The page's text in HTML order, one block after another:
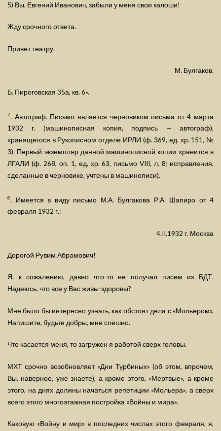
5) Вы, Евгений Иванович, забыли у меня свои калоши!
Жду срочного ответа.
Привет театру.
М. Булгаков.
Б. Пироговская 35а, кв. 6».
7. Автограф. Письмо является черновиком письма от 4 марта
1932 г. (машинописная копия, подпись — автограф),
хранящегося в Рукописном отделе ИРЛИ (ф. 369, ед. хр. 151, №
3). Первый экземпляр данной машинописной копии хранится в
ЛГАЛИ (ф. 268, оп. 1, ед. хр. 63, письмо VIII, л. 8; исправления,
сделанные в черновике, учтены в машинописи).
8. Имеется в виду письмо М.А. Булгакова Р.А. Шапиро от 4
февраля 1932 г.:
4.II.1932 г. Москва
Дорогой Рувим Абрамович!
Я, к сожалению, давно что-то не получал писем из БДТ.
Надеюсь, что все у Вас живы-здоровы?
Мне было бы интересно узнать, как обстоят дела с «Мольером».
Напишите, будьте добры, мне спешно.
Что касается меня, то загружен я работой сверх головы.
МХТ срочно возобновляет «Дни Турбиных» (об этом, впрочем,
Вы, наверное, уже знаете), а кроме этого, «Мертвые», а кроме
этого, на днях должны начаться репетиции «Мольера», а сверх
всего этого многоэтажная постройка «Войны и мира».
Каковую «Войну и мир» в последних числах этого февраля, я,